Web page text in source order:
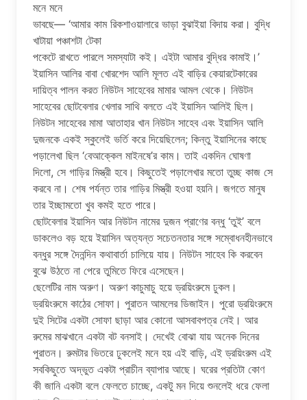
মনে মনে
ভাবছে— ‘আমার কাম রিকশাওয়ালারে ভাড়া বুঝাইয়া বিদায় করা। বুদ্ধি
খাটায়া পঞ্চাশটা টেকা
পকেটে রাখতে পারলে সমস্যাটা কই। এইটা আমার বুদ্ধির কামাই।’
ইয়াসিন আলির বাবা খোরশেদ আলি মূলত এই বাড়ির কেয়ারটেকারের
দায়িত্ব পালন করত নিউটন সাহেবের মামার আমল থেকে। নিউটন
সাহেবের ছোটবেলার খেলার সাথি বলতে এই ইয়াসিন আলিই ছিল।
নিউটন সাহেবের মামা আতাহার খান নিউটন সাহেব এবং ইয়াসিন আলি
দুজনকে একই স্কুলেই ভর্তি করে দিয়েছিলেন; কিন্তু ইয়াসিনের কাছে
পড়ালেখা ছিল ‘বেআক্কেল মাইনষে’র কাম। তাই একদিন ঘোষণা
দিলো, সে গাড়ির মিস্ত্রী হবে। কিছুতেই পড়ালেখার মতো তুচ্ছ কাজ সে
করবে না। শেষ পর্যন্ত তার গাড়ির মিস্ত্রী হওয়া হয়নি। জগতে মানুষ
তার ইচ্ছামতো খুব কমই হতে পারে।
ছোটবেলার ইয়াসিন আর নিউটন নামের দুজন প্রাণের বন্ধু ‘তুই’ বলে
ডাকলেও বড় হয়ে ইয়াসিন অত্যন্ত সচেতনতার সঙ্গে সম্বোধনহীনভাবে
বন্ধুর সঙ্গে দৈনন্দিন কথাবার্তা চালিয়ে যায়। নিউটন সাহেব কি করবেন
বুঝে উঠতে না পেরে তুমিতে ফিরে এসেছেন।
ছেলেটির নাম অরুণ। অরুণ কাচুমাচু হয়ে ড্রয়িংরুমে ঢুকল।
ড্রয়িংরুমে কাঠের সোফা। পুরাতন আমলের ডিজাইন। পুরো ড্রয়িংরুমে
দুই সিটের একটা সোফা ছাড়া আর কোনো আসবাবপত্র নেই। আর
রুমের মাঝখানে একটা বট বনসাই। দেখেই বোঝা যায় অনেক দিনের
পুরাতন। রুমটার ভিতরে ঢুকলেই মনে হয় এই বাড়ি, এই ড্রয়িংরুম এই
সবকিছুতে অদ্ভুত একটা প্রাচীন ব্যাপার আছে। ঘরের প্রতিটা কোণ
কী জানি একটা বলে ফেলতে চাচ্ছে, একটু মন দিয়ে শুনলেই ধরে ফেলা